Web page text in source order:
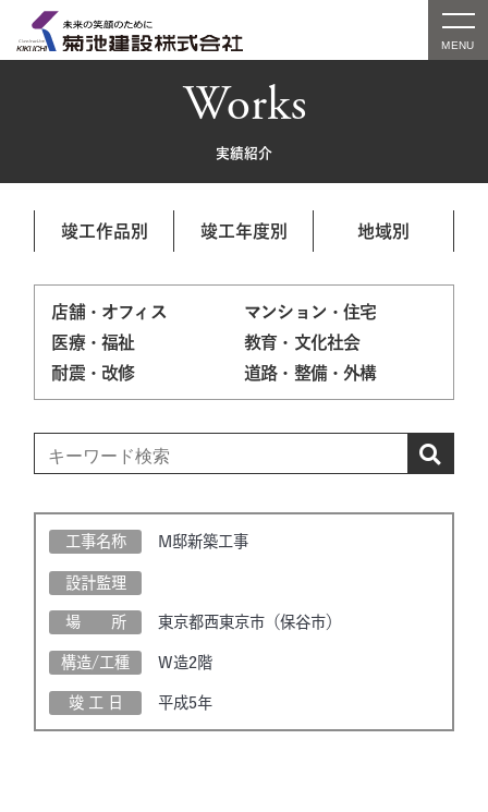
Works
実績紹介
竣工作品別 竣工年度別 地域別
店舗・オフィス
マンション・住宅
医療・福祉
教育・文化社会
耐震・改修
道路・整備・外構
工事名称 M邸新築工事
設計監理
場 所 東京都西東京市（保谷市）
構造/工種 W造2階
竣 工 日 平成5年